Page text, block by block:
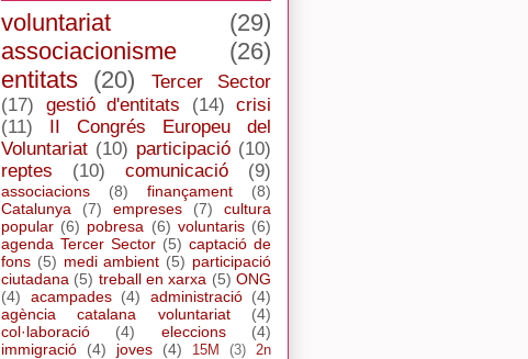
voluntariat
(29)
associacionisme
(26)
entitats (20)
Tercer Sector
(17)
gestió d'entitats (14) crisi
(11)
II Congrés Europeu del
Voluntariat (10) participació (10)
reptes
(10) comunicació (9)
associacions (8) finançament
(8)
Catalunya
(7) empreses (7)
cultura
popular (6) pobresa (6) voluntaris (6)
agenda Tercer Sector (5) captació de
fons (5) medi ambient (5) participació
ciutadana (5) treball en xarxa (5) ONG
(4)
acampades (4) administració (4)
agència catalana voluntariat
(4)
col·laboració
(4) eleccions
(4)
immigració
(4) joves (4) 15M (3)
2n